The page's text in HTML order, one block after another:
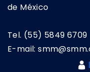
de México
Tel. (55) 5849 6709
E-mail: